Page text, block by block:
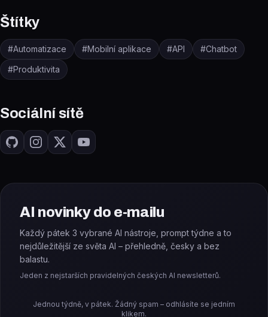
Štítky
#Automatizace #Mobilní aplikace #API #Chatbot
#Produktivita
Sociální sítě
AI novinky do e-mailu
Každý pátek 3 vybrané AI nástroje, prompt týdne a to
nejdůležitější ze světa AI – přehledně, česky a bez
balastu.
Jeden z nejstarších pravidelných českých AI newsletterů.
Jednou týdně, v pátek. Žádný spam – odhlásíte se jedním
klikem.